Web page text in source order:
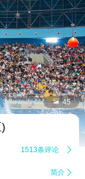
 45
1513条评论 
简介 